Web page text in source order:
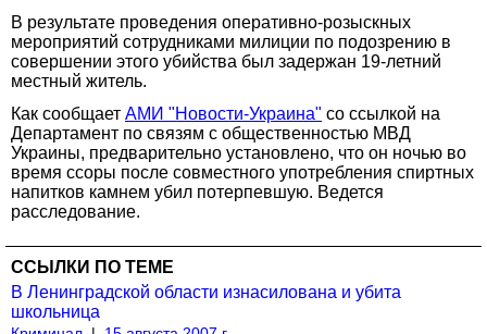
В результате проведения оперативно-розыскных
мероприятий сотрудниками милиции по подозрению в
совершении этого убийства был задержан 19-летний
местный житель.
Как сообщает АМИ "Новости-Украина" со ссылкой на
Департамент по связям с общественностью МВД
Украины, предварительно установлено, что он ночью во
время ссоры после совместного употребления спиртных
напитков камнем убил потерпевшую. Ведется
расследование.
ССЫЛКИ ПО ТЕМЕ
В Ленинградской области изнасилована и убита
школьница